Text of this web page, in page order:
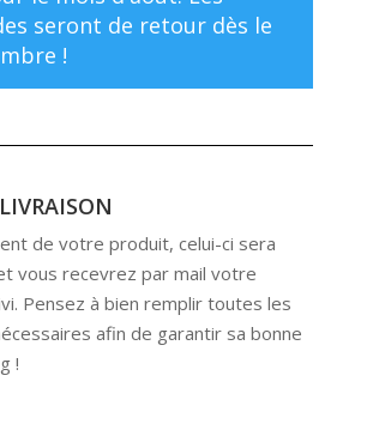
seront de retour dès le
!
de votre produit, celui-ci sera
vous recevrez par mail votre
Pensez à bien remplir toutes les
afin de garantir sa bonne
!